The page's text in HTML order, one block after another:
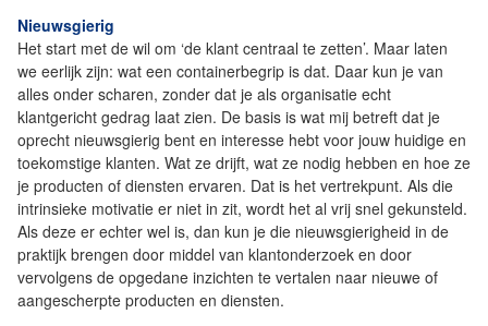
Nieuwsgierig
Het start met de wil om ‘de klant centraal te zetten’. Maar laten
we eerlijk zijn: wat een containerbegrip is dat. Daar kun je van
alles onder scharen, zonder dat je als organisatie echt
klantgericht gedrag laat zien. De basis is wat mij betreft dat je
oprecht nieuwsgierig bent en interesse hebt voor jouw huidige en
toekomstige klanten. Wat ze drijft, wat ze nodig hebben en hoe ze
je producten of diensten ervaren. Dat is het vertrekpunt. Als die
intrinsieke motivatie er niet in zit, wordt het al vrij snel gekunsteld.
Als deze er echter wel is, dan kun je die nieuwsgierigheid in de
praktijk brengen door middel van klantonderzoek en door
vervolgens de opgedane inzichten te vertalen naar nieuwe of
aangescherpte producten en diensten.